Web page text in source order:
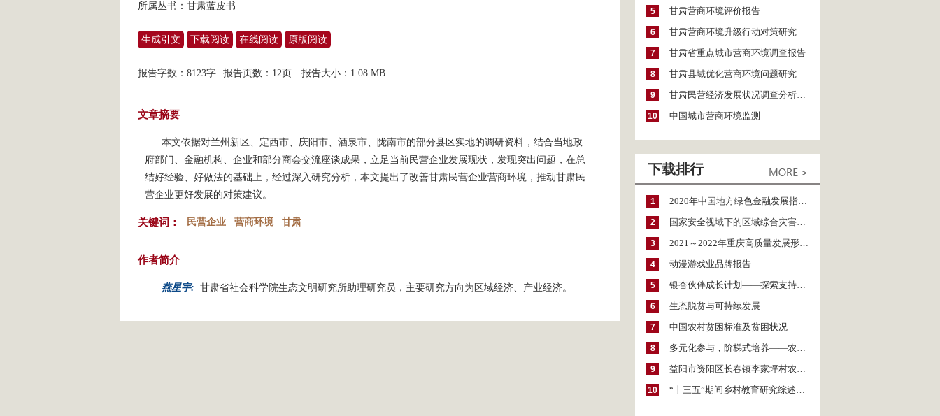
所属丛书： 甘肃蓝皮书
生成引文 下载阅读 在线阅读 原版阅读
报告字数：8123字 报告页数：12页 报告大小： 1.08 MB
文章摘要
本文依据对兰州新区、定西市、庆阳市、酒泉市、陇南市的部分县区实地的调研资料，结合当地政
府部门、金融机构、企业和部分商会交流座谈成果，立足当前民营企业发展现状，发现突出问题，在总
结好经验、好做法的基础上，经过深入研究分析，本文提出了改善甘肃民营企业营商环境，推动甘肃民
营企业更好发展的对策建议。
关键词： 民营企业 营商环境 甘肃
作者简介
燕星宇: 甘肃省社会科学院生态文明研究所助理研究员，主要研究方向为区域经济、产业经济。
5 甘肃营商环境评价报告
6 甘肃营商环境升级行动对策研究
7 甘肃省重点城市营商环境调查报告
8 甘肃县域优化营商环境问题研究
9 甘肃民营经济发展状况调查分析报告
10 中国城市营商环境监测
下载排行
1 2020年中国地方绿色金融发展指数报告
2 国家安全视域下的区域综合灾害风险防范与风险融资战略思考
3 2021～2022年重庆高质量发展形势分析与预测
4 动漫游戏业品牌报告
5 银杏伙伴成长计划——探索支持公益人才的路径
6 生态脱贫与可持续发展
7 中国农村贫困标准及贫困状况
8 多元化参与，阶梯式培养——农家女机构农村妇女参政项目介绍
9 益阳市资阳区长春镇李家坪村农民增收调研报告
10 “十三五”期间乡村教育研究综述（2015～2020）